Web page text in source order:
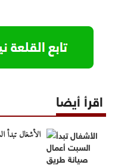
اقرأ أيضا
الأشغال تبدأ